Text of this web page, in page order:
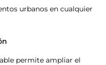
urbanos en cualquier
permite ampliar el